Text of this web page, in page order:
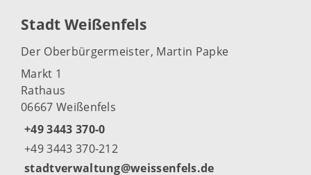
Stadt Weißenfels
Der Oberbürgermeister, Martin Papke
Markt 1
Rathaus
06667 Weißenfels
+49 3443 370-0
+49 3443 370-212
stadtverwaltung@weissenfels.de